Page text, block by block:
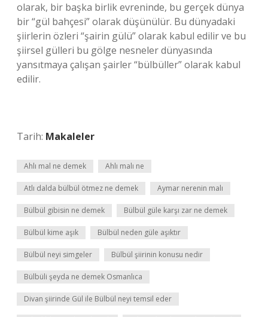
olarak, bir başka birlik evreninde, bu gerçek dünya
bir “gül bahçesi” olarak düşünülür. Bu dünyadaki
şiirlerin özleri “şairin gülü” olarak kabul edilir ve bu
şiirsel gülleri bu gölge nesneler dünyasında
yansıtmaya çalışan şairler “bülbüller” olarak kabul
edilir.
Tarih: Makaleler
Ahlı mal ne demek Ahlı malı ne
Atlı dalda bülbül ötmez ne demek Aymar nerenin malı
Bülbül gibisin ne demek Bülbül güle karşı zar ne demek
Bülbül kime aşık Bülbül neden güle aşıktır
Bülbül neyi simgeler Bülbül şiirinin konusu nedir
Bülbüli şeyda ne demek Osmanlıca
Divan şiirinde Gül ile Bülbül neyi temsil eder